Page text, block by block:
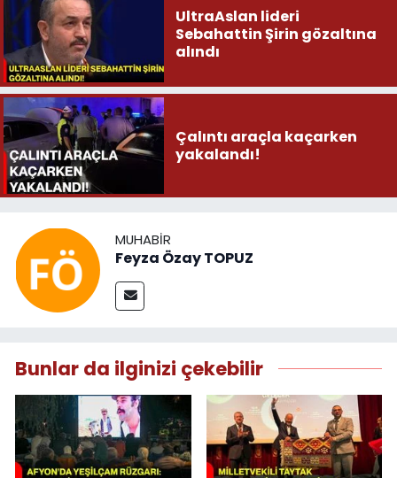
UltraAslan lideri
Sebahattin Şirin gözaltına
alındı
Çalıntı araçla kaçarken
yakalandı!
MUHABIR
Feyza Özay TOPUZ
Bunlar da ilginizi çekebilir